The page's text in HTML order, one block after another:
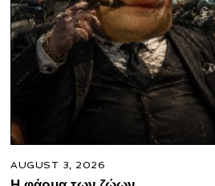
AUGUST 3, 2026